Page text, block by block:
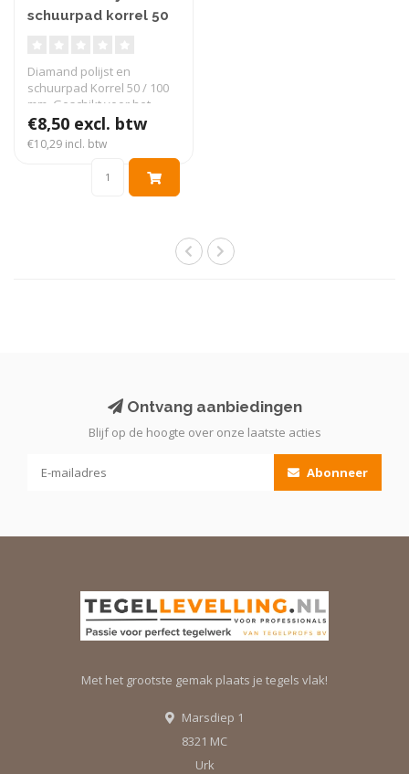
schuurpad korrel 50
Diamand polijst en
schuurpad Korrel 50 / 100
mm. Geschikt voor het
schuren en po..
€8,50 excl. btw
€10,29 incl. btw
Ontvang aanbiedingen
Blijf op de hoogte over onze laatste acties
Abonneer
Met het grootste gemak plaats je tegels vlak!
Marsdiep 1
8321 MC
Urk